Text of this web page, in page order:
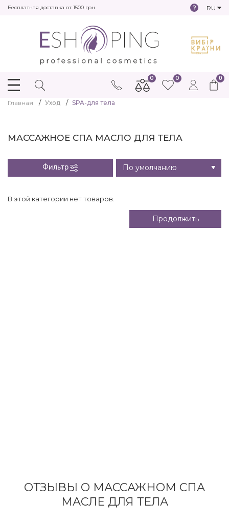
Бесплатная доставка от 1500 грн RU
0
0 0
Главная Уход SPA-для тела
МАССАЖНОЕ СПА МАСЛО ДЛЯ ТЕЛА
Фильтр
В этой категории нет товаров.
Продолжить
ОТЗЫВЫ О МАССАЖНОМ СПА
МАСЛЕ ДЛЯ ТЕЛА